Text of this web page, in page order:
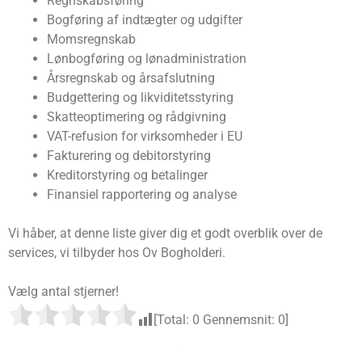
Bogføring af indtægter og udgifter
Momsregnskab
Lønbogføring og lønadministration
Årsregnskab og årsafslutning
Budgettering og likviditetsstyring
Skatteoptimering og rådgivning
VAT-refusion for virksomheder i EU
Fakturering og debitorstyring
Kreditorstyring og betalinger
Finansiel rapportering og analyse
Vi håber, at denne liste giver dig et godt overblik over de
services, vi tilbyder hos Ov Bogholderi.
Vælg antal stjerner!
[Total: 0 Gennemsnit: 0